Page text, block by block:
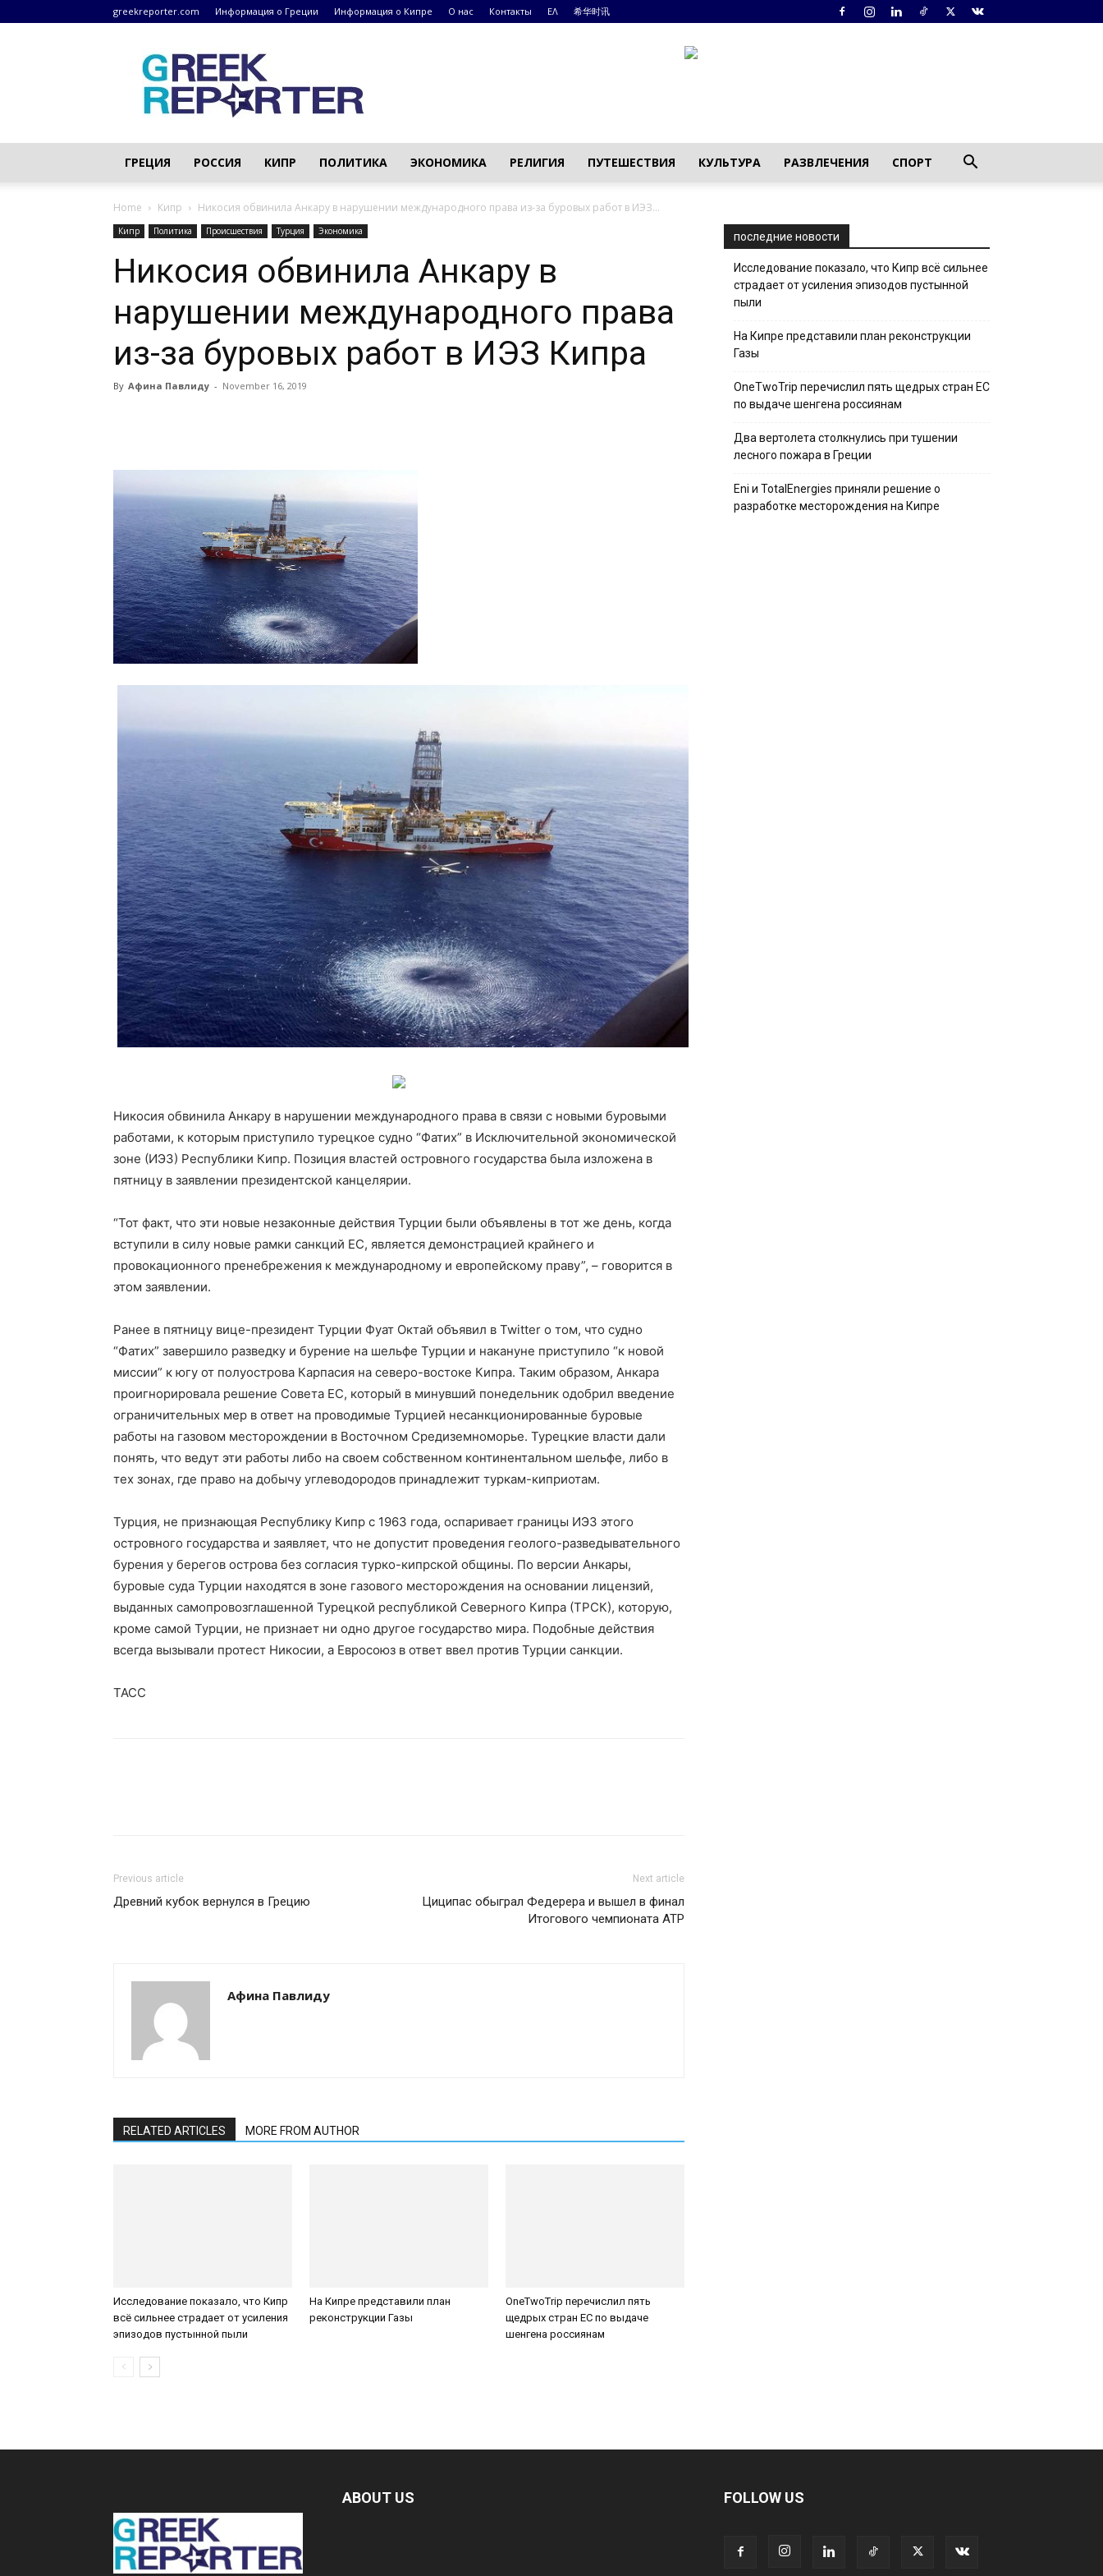
greekreporter.com Информация о Греции Информация о Кипре О нас Контакты ΕΛ 希华时讯
Греческие
новости
–
greekreporter.com
ГРЕЦИЯ РОССИЯ КИПР ПОЛИТИКА ЭКОНОМИКА РЕЛИГИЯ ПУТЕШЕСТВИЯ КУЛЬТУРА РАЗВЛЕЧЕНИЯ СПОРТ
Home Кипр Никосия обвинила Анкару в нарушении международного права из-за буровых работ в ИЭЗ...
Кипр Политика Происшествия Турция Экономика
Никосия обвинила Анкару в
нарушении международного права
из-за буровых работ в ИЭЗ Кипра
By Афина Павлиду - November 16, 2019
Никосия обвинила Анкару в нарушении международного права в связи с новыми буровыми
работами, к которым приступило турецкое судно “Фатих” в Исключительной экономической
зоне (ИЭЗ) Республики Кипр. Позиция властей островного государства была изложена в
пятницу в заявлении президентской канцелярии.
“Тот факт, что эти новые незаконные действия Турции были объявлены в тот же день, когда
вступили в силу новые рамки санкций ЕС, является демонстрацией крайнего и
провокационного пренебрежения к международному и европейскому праву”, – говорится в
этом заявлении.
Ранее в пятницу вице-президент Турции Фуат Октай объявил в Twitter о том, что судно
“Фатих” завершило разведку и бурение на шельфе Турции и накануне приступило “к новой
миссии” к югу от полуострова Карпасия на северо-востоке Кипра. Таким образом, Анкара
проигнорировала решение Совета ЕС, который в минувший понедельник одобрил введение
ограничительных мер в ответ на проводимые Турцией несанкционированные буровые
работы на газовом месторождении в Восточном Средиземноморье. Турецкие власти дали
понять, что ведут эти работы либо на своем собственном континентальном шельфе, либо в
тех зонах, где право на добычу углеводородов принадлежит туркам-киприотам.
Турция, не признающая Республику Кипр с 1963 года, оспаривает границы ИЭЗ этого
островного государства и заявляет, что не допустит проведения геолого-разведывательного
бурения у берегов острова без согласия турко-кипрской общины. По версии Анкары,
буровые суда Турции находятся в зоне газового месторождения на основании лицензий,
выданных самопровозглашенной Турецкой республикой Северного Кипра (ТРСК), которую,
кроме самой Турции, не признает ни одно другое государство мира. Подобные действия
всегда вызывали протест Никосии, а Евросоюз в ответ ввел против Турции санкции.
ТАСС
Previous article
Древний кубок вернулся в Грецию
Next article
Циципас обыграл Федерера и вышел в финал
Итогового чемпионата ATP
Афина Павлиду
RELATED ARTICLES MORE FROM AUTHOR
Исследование показало, что Кипр
всё сильнее страдает от усиления
эпизодов пустынной пыли
На Кипре представили план
реконструкции Газы
OneTwoTrip перечислил пять
щедрых стран ЕС по выдаче
шенгена россиянам
последние новости
Исследование показало, что Кипр всё сильнее
страдает от усиления эпизодов пустынной
пыли
На Кипре представили план реконструкции
Газы
OneTwoTrip перечислил пять щедрых стран ЕС
по выдаче шенгена россиянам
Два вертолета столкнулись при тушении
лесного пожара в Греции
Eni и TotalEnergies приняли решение о
разработке месторождения на Кипре
ABOUT US FOLLOW US